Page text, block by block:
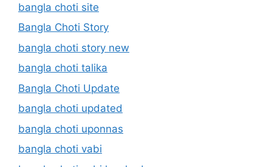
bangla choti site
Bangla Choti Story
bangla choti story new
bangla choti talika
Bangla Choti Update
bangla choti updated
bangla choti uponnas
bangla choti vabi